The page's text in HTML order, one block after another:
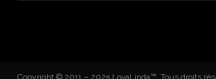
Copyright © 2011 – 2025 LovaLinda™. Tous droits